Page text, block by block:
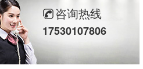
咨询热线
17530107806